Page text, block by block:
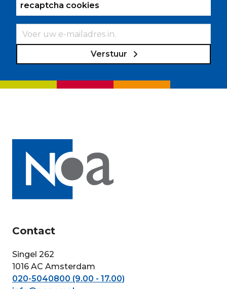
recaptcha cookies
Verstuur
Contact
Singel 262
1016 AC Amsterdam
020-5040800 (9.00 - 17.00)